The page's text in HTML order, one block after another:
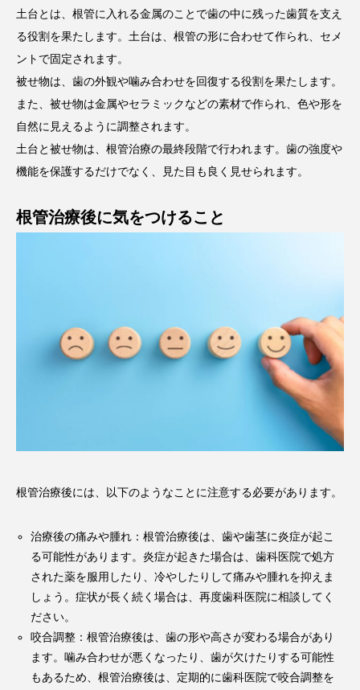
土台とは、根管に入れる金属のことで歯の中に残った歯質を支え
る役割を果たします。土台は、根管の形に合わせて作られ、セメ
ントで固定されます。
被せ物は、歯の外観や噛み合わせを回復する役割を果たします。
また、被せ物は金属やセラミックなどの素材で作られ、色や形を
自然に見えるように調整されます。
土台と被せ物は、根管治療の最終段階で行われます。歯の強度や
機能を保護するだけでなく、見た目も良く見せられます。
根管治療後に気をつけること
根管治療後には、以下のようなことに注意する必要があります。
治療後の痛みや腫れ：根管治療後は、歯や歯茎に炎症が起こ
る可能性があります。炎症が起きた場合は、歯科医院で処方
された薬を服用したり、冷やしたりして痛みや腫れを抑えま
しょう。症状が長く続く場合は、再度歯科医院に相談してく
ださい。
咬合調整：根管治療後は、歯の形や高さが変わる場合があり
ます。噛み合わせが悪くなったり、歯が欠けたりする可能性
もあるため、根管治療後は、定期的に歯科医院で咬合調整を